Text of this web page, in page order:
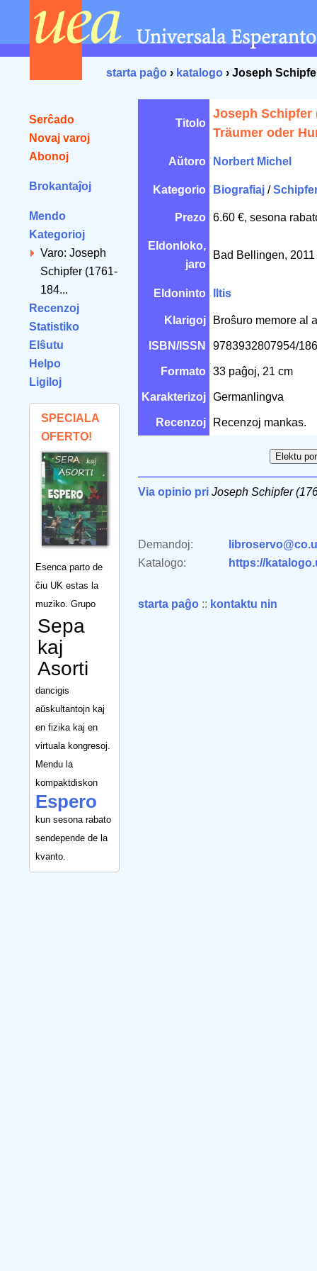
starta paĝo › katalogo › Joseph
Serĉado
Novaj varoj
Abonoj
Brokantaĵoj
Mendo
Kategorioj
Varo: Joseph
Schipfer (1761-
184...
Recenzoj
Statistiko
Elŝutu
Helpo
Ligiloj
SPECIALA
OFERTO!
Esenca parto de
ĉiu UK estas la
muziko. Grupo
Sepa
kaj
Asorti
dancigis
aŭskultantojn kaj
en fizika kaj en
virtuala kongresoj.
Mendu la
kompaktdiskon
Espero
kun sesona rabato
sendepende de la
kvanto.
Titolo
Joseph Schipfer
Träumer oder
Aŭtoro Norbert Michel
Kategorio Biografiaj /
Prezo 6.60 €, sesona
Eldonloko,
jaro
Bad Bellingen, 2011
Eldoninto Iltis
Klarigoj Broŝuro memore al
ISBN/ISSN 9783932807954/
Formato 33 paĝoj, 21 cm
Karakterizoj Germanlingva
Recenzoj Recenzoj mankas.
Via opinio pri Joseph Schipfer
Demandoj:
Katalogo:
https://
starta paĝo :: kontaktu nin